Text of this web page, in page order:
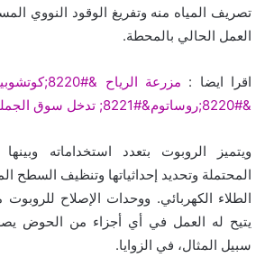
تصريف المياه منه وتفريغ الوقود النووي
العمل الحالي بالمحطة.
اقرا ايضا :
&#8220;روساتوم&#8221; تدخل سوق الجملة
ويتميز الروبوت بتعدد استخداماته
المحتملة وتحديد إحداثياتها وتنظيف
الطلاء الكهربائي. ووحدات الإصلاح
يتيح له العمل في أي أجزاء من الحوض
سبيل المثال، في الزوايا.